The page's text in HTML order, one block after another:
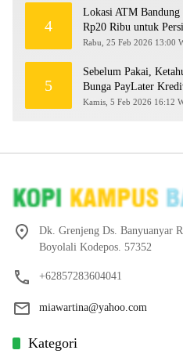
4
Lokasi ATM Bandung
Rp20 Ribu untuk
Rabu, 25 Feb 2026 13:00
5
Sebelum Pakai,
Bunga PayLater
2026
Kamis, 5 Feb 2026 16:12
Dk. Grenjeng Ds. Banyuanyar
Boyolali Kodepos. 57352
+62857283604041
miawartina@yahoo.com
Kategori